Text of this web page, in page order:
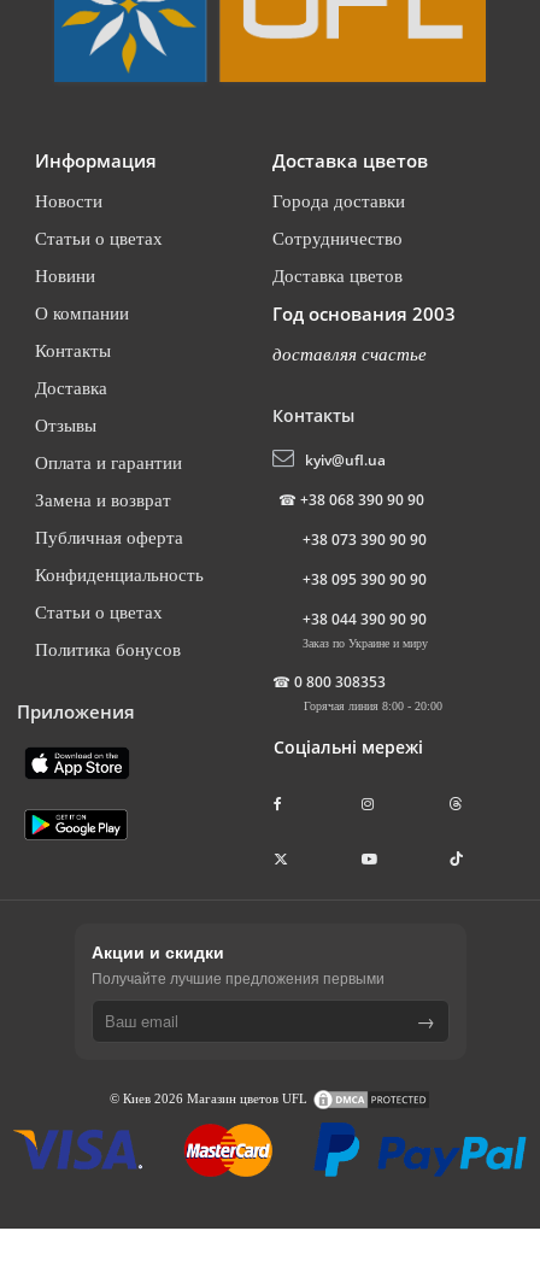
Информация
Новости
Статьи о цветах
Новини
О компании
Контакты
Доставка
Отзывы
Оплата и гарантии
Замена и возврат
Публичная оферта
Конфиденциальность
Статьи о цветах
Политика бонусов
Приложения
Доставка цветов
Города доставки
Сотрудничество
Доставка цветов
Год основания 2003
доставляя счастье
Контакты
kyiv@ufl.ua
☎ +38 068 390 90 90
+38 073 390 90 90
+38 095 390 90 90
+38 044 390 90 90
Заказ по Украине и миру
☎ 0 800 308353
Горячая линия 8:00 - 20:00
Соціальні мережі
Акции и скидки
Получайте лучшие предложения первыми
→
© Киев 2026 Магазин цветов UFL